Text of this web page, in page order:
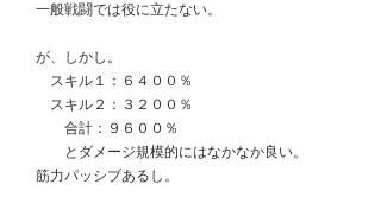
一般戦闘では役に立たない。
が、しかし。
スキル１：６４００％
スキル２：３２００％
合計：９６００％
とダメージ規模的にはなかなか良い。
筋力パッシブあるし。